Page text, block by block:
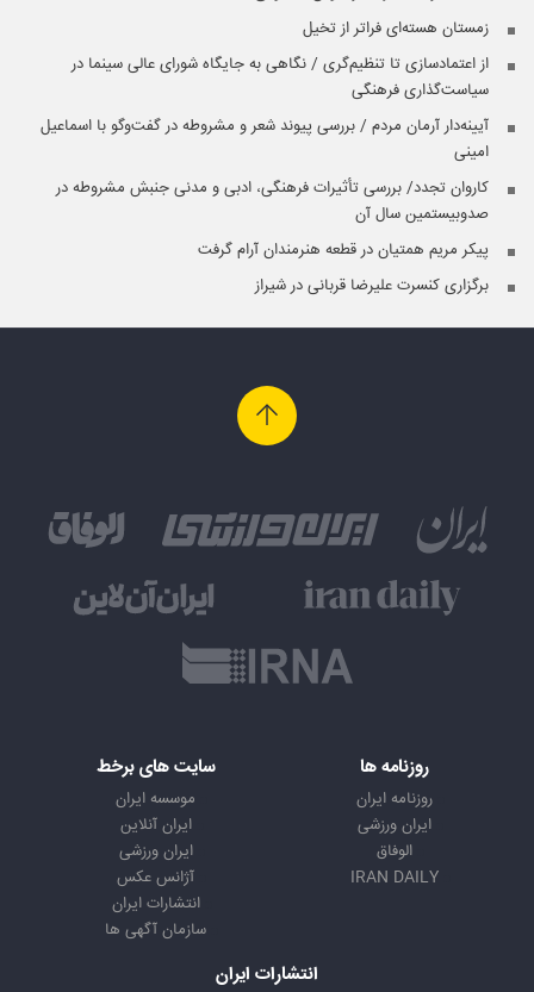
زمستان هسته‌ای فراتر از تخیل
از اعتمادسازی تا تنظیم‌گری / نگاهی به جایگاه شورای عالی سینما در
سیاست‌گذاری فرهنگی
آیینه‌‌دار آرمان مردم / بررسی پیوند شعر و مشروطه در گفت‌‌وگو با اسماعیل
امینی
کاروان تجدد/ بررسی تأثیرات فرهنگی، ادبی و مدنی جنبش مشروطه در
صدوبیستمین سال آن
پیکر مریم همتیان در قطعه هنرمندان آرام گرفت
برگزاری کنسرت علیرضا قربانی در شیراز
روزنامه ها
روزنامه ایران
ایران ورزشی
الوفاق
IRAN DAILY
سایت های برخط
موسسه ایران
ایران آنلاین
ایران ورزشی
آژانس عکس
انتشارات ایران
سازمان آگهی ها
انتشارات ایران